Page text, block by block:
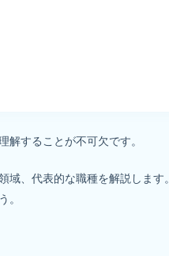
解することが不可欠です。
域、代表的な職種を解説します
。